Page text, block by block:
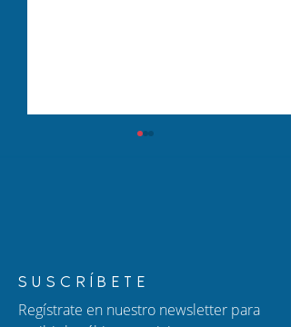
Cómo proteger a tu
familia: una guía para
padres de niños
SUSCRÍBETE
Regístrate en nuestro newsletter para